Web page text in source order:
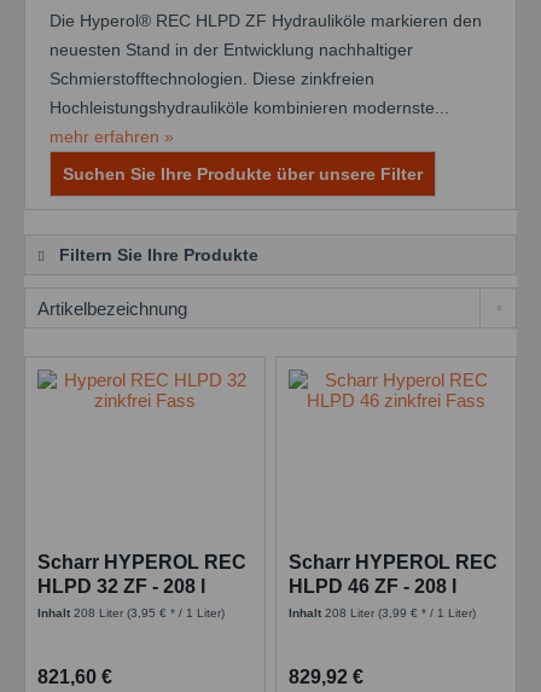
Die Hyperol® REC HLPD ZF Hydrauliköle markieren den
neuesten Stand in der Entwicklung nachhaltiger
Schmierstofftechnologien. Diese zinkfreien
Hochleistungshydrauliköle kombinieren modernste...
mehr erfahren »
Suchen Sie Ihre Produkte über unsere Filter
Filtern Sie Ihre Produkte
Scharr HYPEROL REC
HLPD 32 ZF - 208 l
Fass - CO2-reduziertes
Inhalt208 Liter(3,95 € * / 1 Liter)
821,60 €
Scharr HYPEROL REC
HLPD 46 ZF - 208 l
Fass - CO2-reduziertes
Inhalt208 Liter(3,99 € * / 1 Liter)
829,92 €